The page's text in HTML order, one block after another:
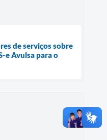
de serviços sobre
e Avulsa para o